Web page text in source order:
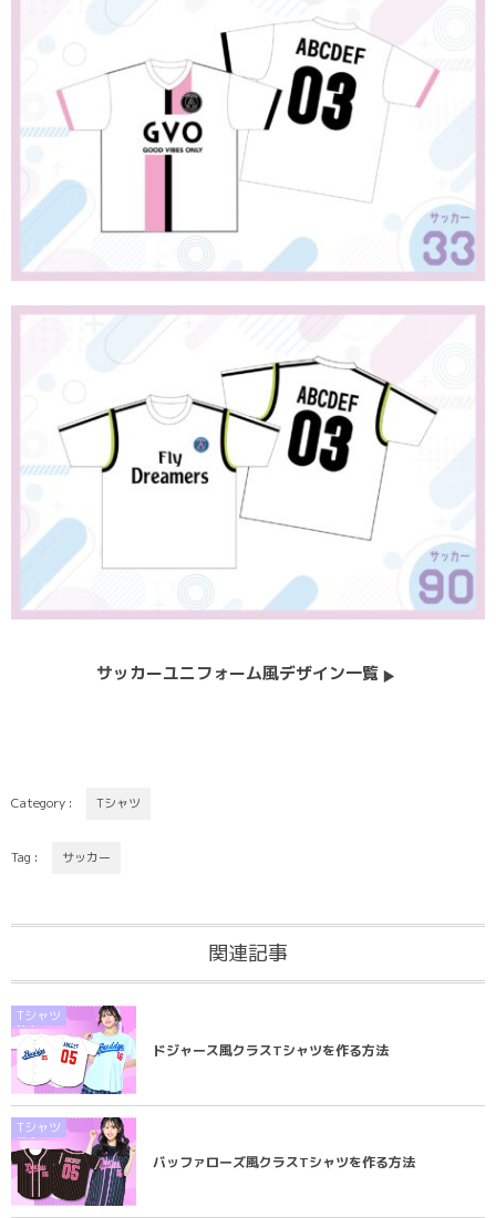
サッカーユニフォーム風デザイン一覧
Category : Tシャツ
Tag : サッカー
関連記事
Tシャツ
ドジャース風クラスTシャツを作る方法
Tシャツ
バッファローズ風クラスTシャツを作る方法